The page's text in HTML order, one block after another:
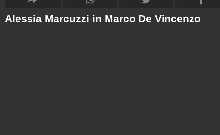
Alessia Marcuzzi in Marco De Vincenzo